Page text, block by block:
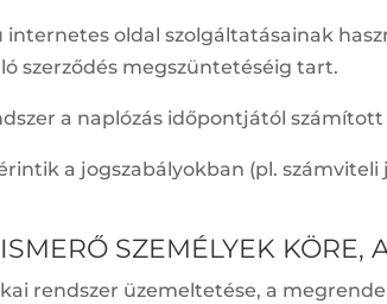
oldal szolgáltatásainak
szerződés megszüntetéséig tart.
a naplózás időpontjától számított
a jogszabályokban (pl.
SZEMÉLYEK KÖRE,
rendszer üzemeltetése, a